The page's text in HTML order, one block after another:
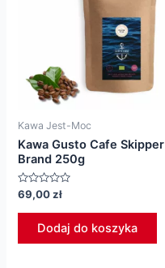
Kawa Jest-Moc
Kawa Gusto Cafe Skipper
Brand 250g
Oceniono
0
na
69,00zł
Dodaj do koszyka